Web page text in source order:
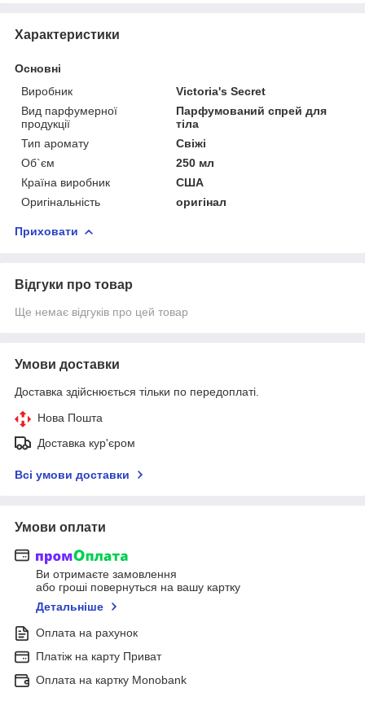
Характеристики
Основні
Виробник
Victoria's Secret
Вид парфумерної
продукції
Парфумований спрей для
тіла
Тип аромату
Свіжі
Об`єм
250 мл
Країна виробник
США
Оригінальність
оригінал
Приховати
Відгуки про товар
Ще немає відгуків про цей товар
Умови доставки
Доставка здійснюється тільки по передоплаті.
Нова Пошта
Доставка кур'єром
Всі умови доставки
Умови оплати
Ви отримаєте замовлення
або гроші повернуться на вашу картку
Детальніше
Оплата на рахунок
Платіж на карту Приват
Оплата на картку Monobank